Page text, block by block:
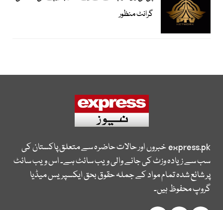
گرانٹ منظور
express.pkخبروں اور حالات حاضرہ سے متعلق پاکستان کی
سب سے زیادہ وزٹ کی جانے والی ویب سائٹ ہے۔ اس ویب سائٹ
پر شائع شدہ تمام مواد کے جملہ حقوق بحق ایکسپریس میڈیا
گروپ محفوظ ہیں۔